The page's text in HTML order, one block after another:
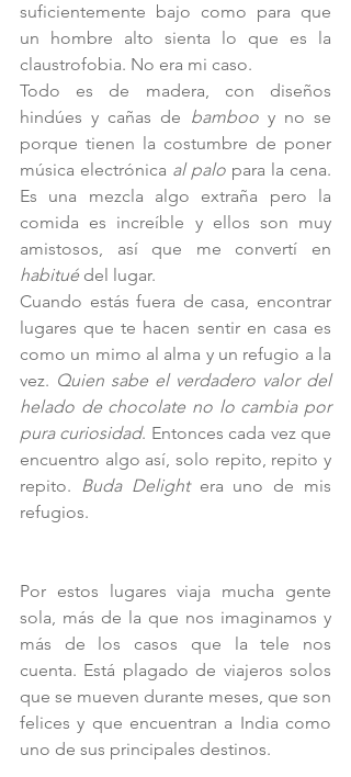
suficientemente bajo como para que
un hombre alto sienta lo que es la
claustrofobia. No era mi caso.
Todo es de madera, con diseños
hindúes y cañas de bamboo y no se
porque tienen la costumbre de poner
música electrónica al palo para la cena.
Es una mezcla algo extraña pero la
comida es increíble y ellos son muy
habitué del lugar.
Cuando estás fuera de casa, encontrar
lugares que te hacen sentir en casa es
como un mimo al alma y un refugio a la
vez. Quien sabe el verdadero valor del
helado de chocolate no lo cambia por
pura curiosidad. Entonces cada vez que
encuentro algo así, solo repito, repito y
repito. Buda Delight era uno de mis
refugios.
Por estos lugares viaja mucha gente
sola, más de la que nos imaginamos y
más de los casos que la tele nos
cuenta. Está plagado de viajeros solos
que se mueven durante meses, que son
felices y que encuentran a India como
uno de sus principales destinos.